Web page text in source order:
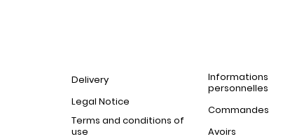
Delivery
Legal Notice
Terms and conditions of
use
Informations
personnelles
Commandes
Avoirs